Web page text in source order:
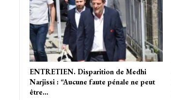
ENTRETIEN. Disparition de Medhi
Narjissi : “Aucune faute pénale ne peut
être…